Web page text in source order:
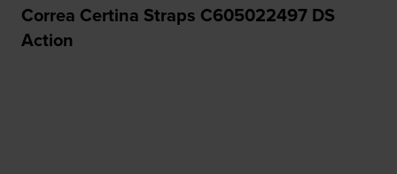
Correa Certina Straps C605022497 DS
Action